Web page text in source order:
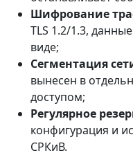
Шифрование
TLS 1.2/1.3,
виде;
Сегментация
вынесен в
доступом;
Регулярное
конфигурация и
СРКиВ.